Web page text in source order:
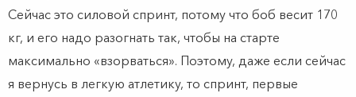
Сейчас это силовой спринт, потому что боб весит 170
кг, и его надо разогнать так, чтобы на старте
максимально «взорваться». Поэтому, даже если сейчас
я вернусь в легкую атлетику, то спринт, первые